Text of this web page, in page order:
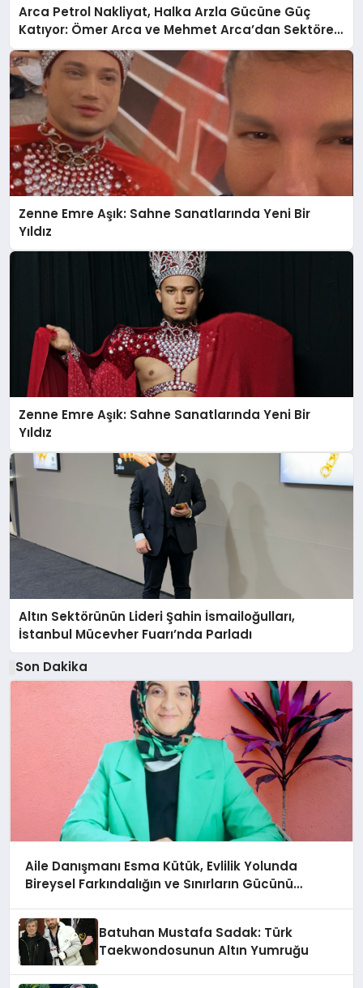
Arca Petrol Nakliyat, Halka Arzla Gücüne Güç
Katıyor: Ömer Arca ve Mehmet Arca’dan Sektöre
Güçlü Yatırım
Zenne Emre Aşık: Sahne Sanatlarında Yeni Bir
Yıldız
Zenne Emre Aşık: Sahne Sanatlarında Yeni Bir
Yıldız
Altın Sektörünün Lideri Şahin İsmailoğulları,
İstanbul Mücevher Fuarı’nda Parladı ￼
Son Dakika
Aile Danışmanı Esma Kütük, Evlilik Yolunda
Bireysel Farkındalığın ve Sınırların Gücünü
Batuhan Mustafa Sadak: Türk
Taekwondosunun Altın Yumruğu